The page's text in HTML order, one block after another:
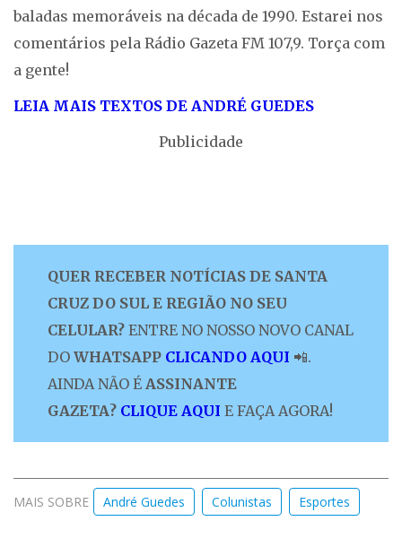
baladas memoráveis na década de 1990. Estarei nos
comentários pela Rádio Gazeta FM 107,9. Torça com
a gente!
LEIA MAIS TEXTOS DE ANDRÉ GUEDES
Publicidade
QUER RECEBER NOTÍCIAS DE SANTA
CRUZ DO SUL E REGIÃO NO SEU
CELULAR? ENTRE NO NOSSO NOVO CANAL
DO WHATSAPP CLICANDO AQUI 📲.
AINDA NÃO É ASSINANTE
GAZETA? CLIQUE AQUI E FAÇA AGORA!
MAIS SOBRE André Guedes Colunistas Esportes